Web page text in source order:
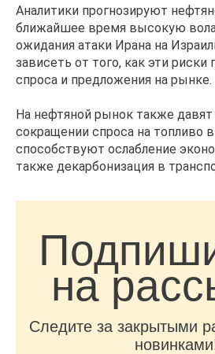
Аналитики прогнозируют
ближайшее время высокую
ожидания атаки Ирана на
зависеть от того, как эти риски
спроса и предложения на рынке.
На нефтяной рынок также давят
сокращении спроса на топливо
способствуют ослабление
также декарбонизация в
на
Следите за закрытыми